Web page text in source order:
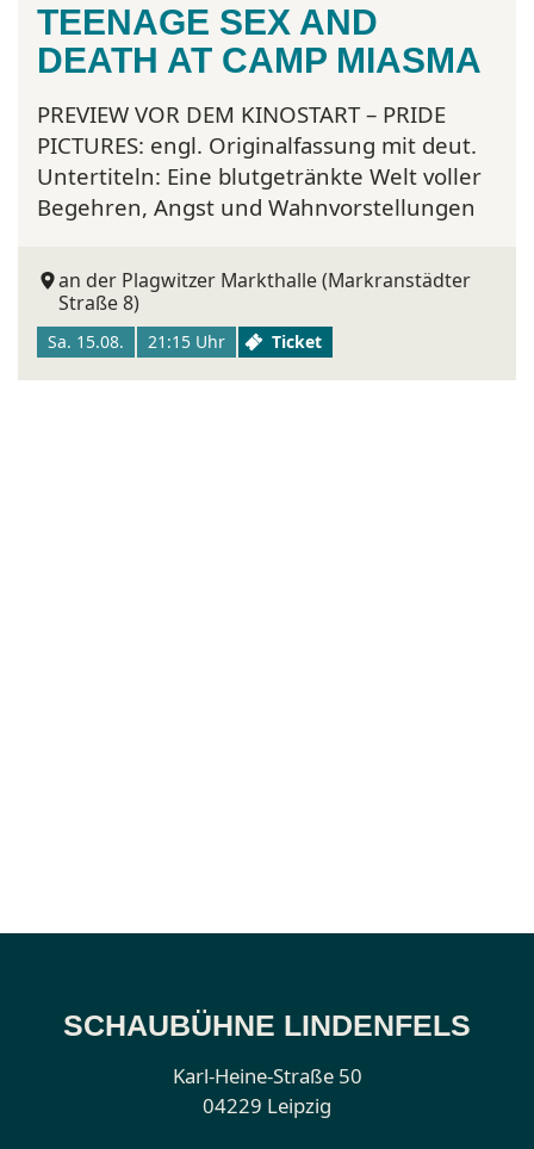
TEENAGE SEX AND
DEATH AT CAMP MIASMA
PREVIEW VOR DEM KINOSTART – PRIDE
PICTURES: engl. Originalfassung mit deut.
Untertiteln: Eine blutgetränkte Welt voller
Begehren, Angst und Wahnvorstellungen
an der Plagwitzer Markthalle (Markranstädter
Straße 8)
Sa. 15.08. 21:15 Uhr Ticket
SCHAUBÜHNE LINDENFELS
Karl-Heine-Straße 50
04229 Leipzig